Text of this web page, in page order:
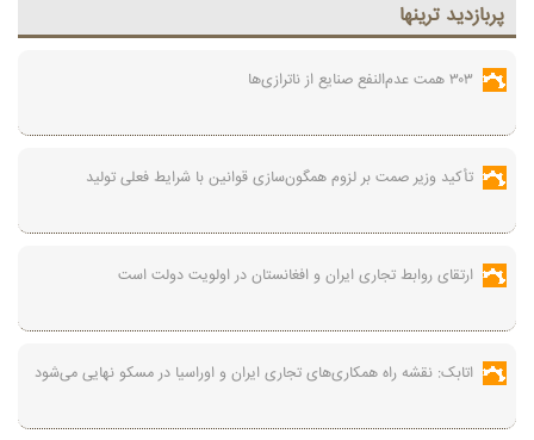
پربازديد ترينها
۳۰۳ همت عدم‌النفع صنایع از ناترازی‌ها
تأکید وزیر صمت بر لزوم همگون‌سازی قوانین با شرایط فعلی تولید
ارتقای روابط تجاری ایران و افغانستان در اولویت دولت است
اتابک: نقشه راه همکاری‌های تجاری ایران و اوراسیا در مسکو نهایی می‌شود